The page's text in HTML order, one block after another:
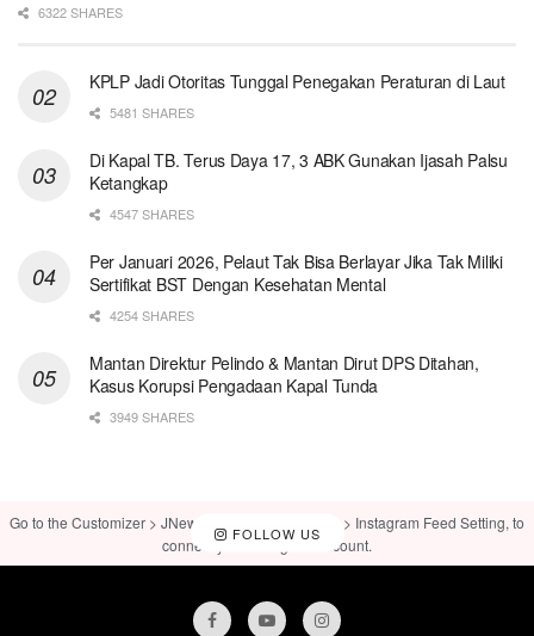
6322 SHARES
KPLP Jadi Otoritas Tunggal Penegakan Peraturan di Laut
5481 SHARES
Di Kapal TB. Terus Daya 17, 3 ABK Gunakan Ijasah Palsu
Ketangkap
4547 SHARES
Per Januari 2026, Pelaut Tak Bisa Berlayar Jika Tak Miliki
Sertifikat BST Dengan Kesehatan Mental
4254 SHARES
Mantan Direktur Pelindo & Mantan Dirut DPS Ditahan,
Kasus Korupsi Pengadaan Kapal Tunda
3949 SHARES
FOLLOW US
Go to the Customizer > JNews : Social, Like & View > Instagram Feed Setting, to
connect your Instagram account.